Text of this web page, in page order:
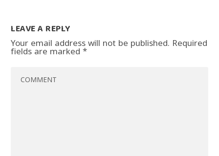
LEAVE A REPLY
Your email address will not be published. Required
fields are marked*